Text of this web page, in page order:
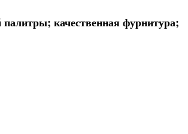
качественная фурнитура;